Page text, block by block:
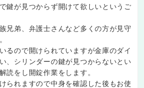
鍵が見つからず開けて欲しいというご
兄弟、弁護士さんなど多くの方が見守
るので開けられていますが金庫のダイ
、シリンダーの鍵が見つからないとい
読をし開錠作業をします。
られますので中身を確認した後もお使